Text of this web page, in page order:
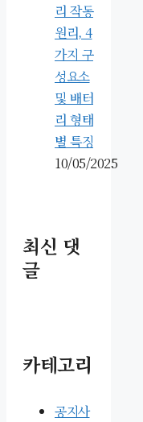
리 작동
원리, 4
가지 구
성요소
및 배터
리 형태
별 특징
10/05/2025
최신 댓
글
카테고리
공지사